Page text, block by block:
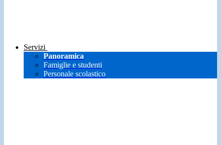
Servizi
Panoramica
Famiglie e studenti
Personale scolastico